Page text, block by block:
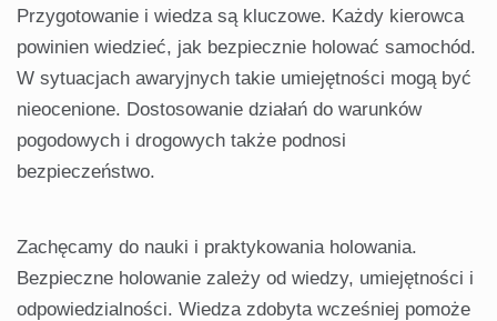
Przygotowanie i wiedza są kluczowe. Każdy kierowca
powinien wiedzieć, jak bezpiecznie holować samochód.
W sytuacjach awaryjnych takie umiejętności mogą być
nieocenione. Dostosowanie działań do warunków
pogodowych i drogowych także podnosi
bezpieczeństwo.
Zachęcamy do nauki i praktykowania holowania.
Bezpieczne holowanie zależy od wiedzy, umiejętności i
odpowiedzialności. Wiedza zdobyta wcześniej pomoże